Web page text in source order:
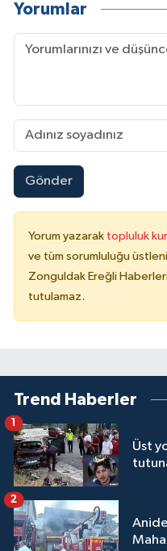
Yorumlar
Gönder
Yorum yazarak topluluk
ve tüm sorumluluğu
Zonguldak Ereğli
tutulamaz.
Trend Haberler
Üst
1
2